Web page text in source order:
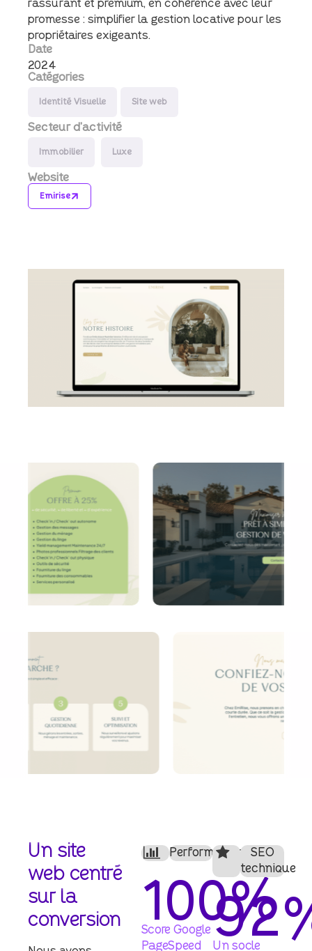
rassurant et premium, en cohérence avec leur
promesse : simplifier la gestion locative pour les
propriétaires exigeants.
Date
2024
Catégories
Identité Visuelle Site web
Secteur d’activité
Immobilier Luxe
Website
Emirise
Un site
web centré
sur la
conversion
Performance
Score Google
PageSpeed
100%
SEO
technique
Un socle
92